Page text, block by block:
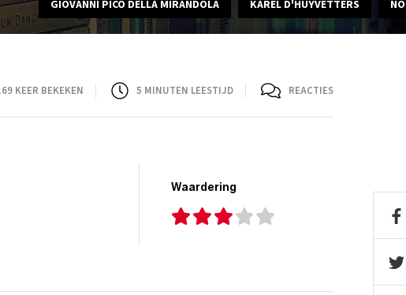
GIOVANNI PICO DELLA MIRANDOLA KAREL D'HUYVETTERS
KEER BEKEKEN 5 MINUTEN LEESTIJD REACTIES
Waardering